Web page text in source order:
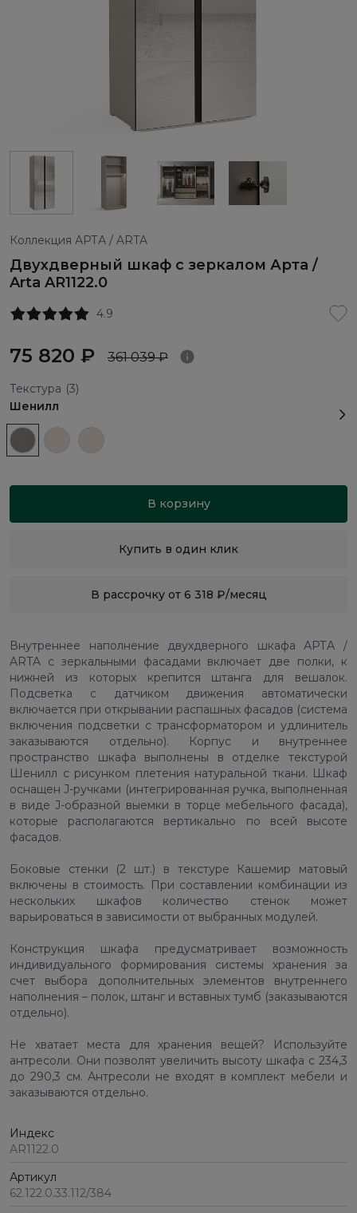
Коллекция АРТА / ARTA
Двухдверный шкаф с зеркалом Арта /
Arta AR1122.0
4.9
75 820 ₽ 361 039 ₽
Текстура (3)
Шенилл
В корзину
Купить в один клик
В рассрочку от 6 318 ₽/месяц
Внутреннее наполнение двухдверного шкафа АРТА /
ARTA с зеркальными фасадами включает две полки, к
нижней из которых крепится штанга для вешалок.
Подсветка с датчиком движения автоматически
включается при открывании распашных фасадов (система
включения подсветки с трансформатором и удлинитель
заказываются отдельно). Корпус и внутреннее
пространство шкафа выполнены в отделке текстурой
Шенилл с рисунком плетения натуральной ткани. Шкаф
оснащен J-ручками (интегрированная ручка, выполненная
в виде J-образной выемки в торце мебельного фасада),
которые располагаются вертикально по всей высоте
фасадов.
Боковые стенки (2 шт.) в текстуре Кашемир матовый
включены в стоимость. При составлении комбинации из
нескольких шкафов количество стенок может
варьироваться в зависимости от выбранных модулей.
Конструкция шкафа предусматривает возможность
индивидуального формирования системы хранения за
счет выбора дополнительных элементов внутреннего
наполнения – полок, штанг и вставных тумб (заказываются
отдельно).
Не хватает места для хранения вещей? Используйте
антресоли. Они позволят увеличить высоту шкафа с 234,3
до 290,3 см. Антресоли не входят в комплект мебели и
заказываются отдельно.
Индекс
AR1122.0
Артикул
62.122.0.33.112/384